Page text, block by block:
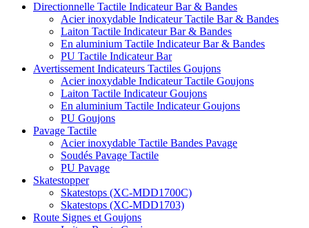
Directionnelle Tactile Indicateur Bar & Bandes
Acier inoxydable Indicateur Tactile Bar & Bandes
Laiton Tactile Indicateur Bar & Bandes
En aluminium Tactile Indicateur Bar & Bandes
PU Tactile Indicateur Bar
Avertissement Indicateurs Tactiles Goujons
Acier inoxydable Indicateur Tactile Goujons
Laiton Tactile Indicateur Goujons
En aluminium Tactile Indicateur Goujons
PU Goujons
Pavage Tactile
Acier inoxydable Tactile Bandes Pavage
Soudés Pavage Tactile
PU Pavage
Skatestopper
Skatestops (XC-MDD1700C)
Skatestops (XC-MDD1703)
Route Signes et Goujons